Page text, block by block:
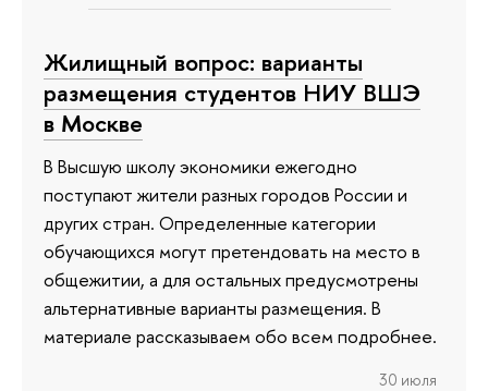
Жилищный вопрос: варианты
размещения студентов НИУ ВШЭ
в Москве
В Высшую школу экономики ежегодно
поступают жители разных городов России и
других стран. Определенные категории
обучающихся могут претендовать на место в
общежитии, а для остальных предусмотрены
альтернативные варианты размещения. В
материале рассказываем обо всем подробнее.
30 июля